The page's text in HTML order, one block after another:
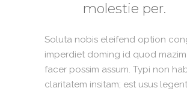
molestie per.
Soluta nobis eleifend option
imperdiet doming id quod
facer possim assum. Typi non
claritatem insitam; est usus